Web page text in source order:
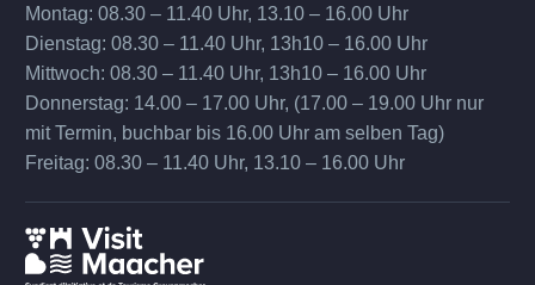
Montag: 08.30 – 11.40 Uhr, 13.10 – 16.00 Uhr
Dienstag: 08.30 – 11.40 Uhr, 13h10 – 16.00 Uhr
Mittwoch: 08.30 – 11.40 Uhr, 13h10 – 16.00 Uhr
Donnerstag: 14.00 – 17.00 Uhr, (17.00 – 19.00 Uhr nur
mit Termin, buchbar bis 16.00 Uhr am selben Tag)
Freitag: 08.30 – 11.40 Uhr, 13.10 – 16.00 Uhr